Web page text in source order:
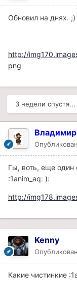
Обновил на днях. ;)
http://
png
3 недели спустя...
Владимир
Гы, воть, еще один
:1anim_aq: ):
http://
Kenny
Какие чистинкие